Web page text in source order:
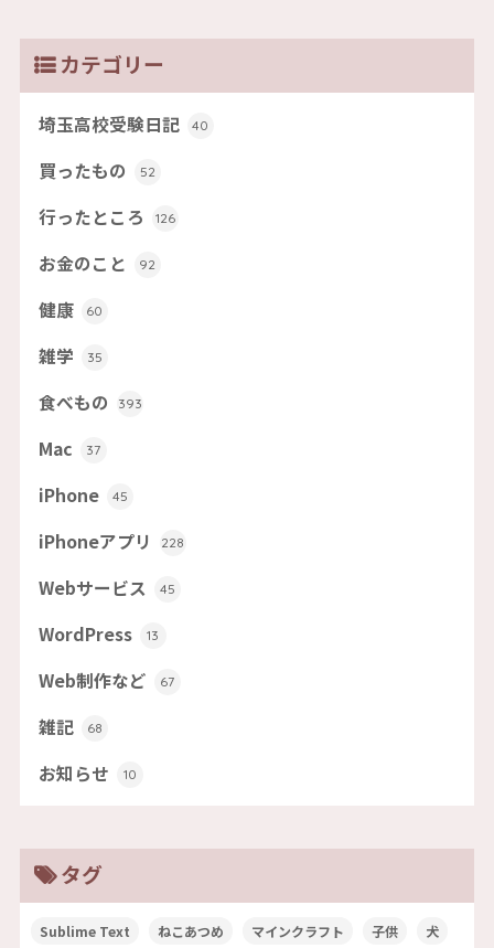
カテゴリー
埼玉高校受験日記 40
買ったもの 52
行ったところ 126
お金のこと 92
健康 60
雑学 35
食べもの 393
Mac 37
iPhone 45
iPhoneアプリ 228
Webサービス 45
WordPress 13
Web制作など 67
雑記 68
お知らせ 10
タグ
Sublime Text ねこあつめ マインクラフト 子供 犬